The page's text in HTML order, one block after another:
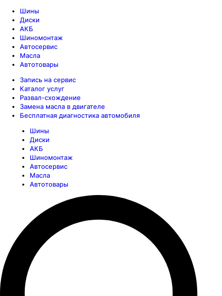
Шины
Диски
АКБ
Шиномонтаж
Автосервис
Масла
Автотовары
Запись на сервис
Каталог услуг
Развал-схождение
Замена масла в двигателе
Бесплатная диагностика автомобиля
Шины
Диски
АКБ
Шиномонтаж
Автосервис
Масла
Автотовары